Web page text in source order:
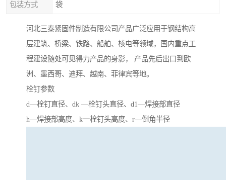
包装方式 袋
河北三泰紧固件制造有限公司产品广泛应用于钢结构高
层建筑、桥梁、铁路、船舶、核电等领域，国内重点工
程建设随处可见得力产品的身影， 产品先后出口到欧
洲、墨西哥、迪拜、越南、菲律宾等地。
栓钉参数
d—栓钉直径、dk —栓钉头直径、d1—焊接部直径
h—焊接部高度、k一栓钉头高度、r—倒角半径